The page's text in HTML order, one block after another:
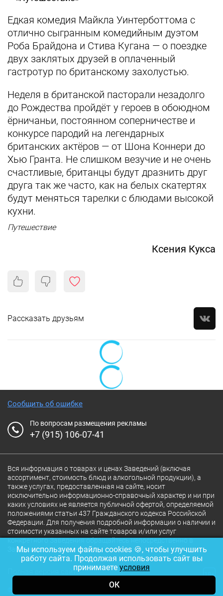
Едкая комедия Майкла Уинтерботтома с
отлично сыгранным комедийным дуэтом
Роба Брайдона и Стива Кугана — о поездке
двух заклятых друзей в оплаченный
гастротур по британскому захолустью.
Неделя в британской пасторали незадолго
до Рождества пройдёт у героев в обоюдном
ёрничаньи, постоянном соперничестве и
конкурсе пародий на легендарных
британских актёров — от Шона Коннери до
Хью Гранта. Не слишком везучие и не очень
счастливые, британцы будут дразнить друг
друга так же часто, как на белых скатертях
будут меняться тарелки с блюдами высокой
кухни.
Путешествие
Ксения Кукса
Рассказать друзьям
Сообщить об ошибке
По вопросам размещения рекламы
+7 (915) 106-07-41
Вся информация о товарах и ценах Заведений (включая
ассортимент, стоимость блюд и алкогольной продукции), а
также услугах, предоставленная на сайте, носит
исключительно информационно-справочный характер и ни при
каких условиях не является публичной офертой, определяемой
положениями статьи 437 Гражданского кодекса Российской
Федерации. Для получения подробной информации о наличии и
стоимости указанных на сайте товаров и/или услуг
конкретного Заведения обращайтесь непосредственно в
Заведение.
Полная версия сайта 18+
Мы используем файлы cookies 🍪, чтобы улучшить
работу сайта. Продолжая использовать сайт вы
принимаете условия
ОК